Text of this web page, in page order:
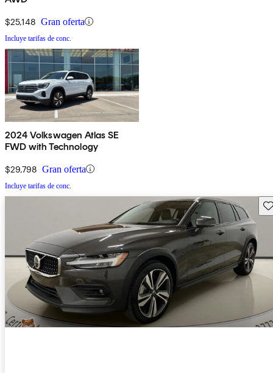
$25,148 Gran oferta
Incluye tarifas de conc.
2024 Volkswagen Atlas SE
FWD with Technology
$29,798 Gran oferta
Incluye tarifas de conc.